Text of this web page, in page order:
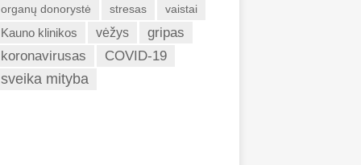
organų donorystė
stresas vaistai
Kauno klinikos vėžys
gripas
koronavirusas
COVID-19
sveika mityba